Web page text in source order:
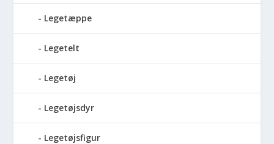
Legetæppe
Legetelt
Legetøj
Legetøjsdyr
Legetøjsfigur